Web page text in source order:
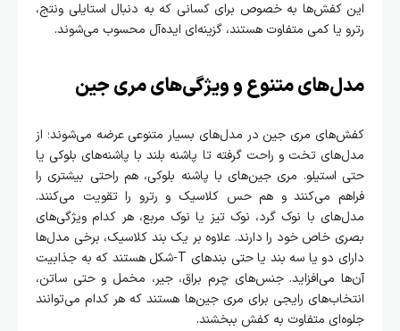
این کفش‌ها به خصوص برای کسانی که به دنبال استایلی ونتج،
رترو یا کمی متفاوت هستند، گزینه‌ای ایده‌آل محسوب می‌شوند.
مدل‌های متنوع و ویژگی‌های مری جین
کفش‌های مری جین در مدل‌های بسیار متنوعی عرضه می‌شوند؛ از
مدل‌های تخت و راحت گرفته تا پاشنه بلند با پاشنه‌های بلوکی یا
حتی استیلو. مری جین‌های با پاشنه بلوکی، هم راحتی بیشتری را
فراهم می‌کنند و هم حس کلاسیک و رترو را تقویت می‌کنند.
مدل‌های با نوک گرد، نوک تیز یا نوک مربع، هر کدام ویژگی‌های
بصری خاص خود را دارند. علاوه بر یک بند کلاسیک، برخی مدل‌ها
دارای دو یا سه بند یا حتی بندهای T-شکل هستند که به جذابیت
آن‌ها می‌افزاید. جنس‌های چرم براق، جیر، مخمل و حتی ساتن،
انتخاب‌های رایجی برای مری جین‌ها هستند که هر کدام می‌توانند
جلوه‌ای متفاوت به کفش ببخشند.